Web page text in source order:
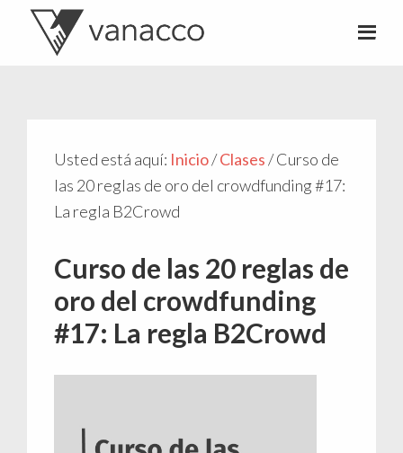
Usted está aquí: Inicio/Clases/Curso de
las 20 reglas de oro del crowdfunding #17:
La regla B2Crowd
Curso de las 20 reglas de
oro del crowdfunding
#17: La regla B2Crowd